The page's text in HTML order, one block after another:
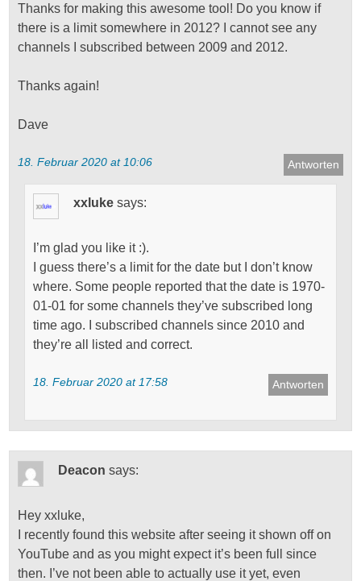
bought
to
assist
doctor
sending
buy
antibiotics
online
were
presented
having
OTC
medicine
provided
both
bacterial
hospitalisation.
Thanks for making this awesome tool! Do you know if
there is a limit somewhere in 2012? I cannot see any
channels I subscribed between 2009 and 2012.
Thanks again!
Dave
Antworten
18. Februar 2020 at 10:06
xxluke says:
I’m glad you like it :).
I guess there’s a limit for the date but I don’t know
where. Some people reported that the date is 1970-
01-01 for some channels they’ve subscribed long
time ago. I subscribed channels since 2010 and
they’re all listed and correct.
Antworten
18. Februar 2020 at 17:58
Deacon says:
Hey xxluke,
I recently found this website after seeing it shown off on
YouTube and as you might expect it’s been full since
then. I’ve not been able to actually use it yet, even